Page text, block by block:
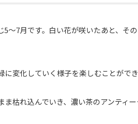
〜7月です。白い花が咲いたあと、そ
変化していく様子を楽しむことができ
枯れ込んでいき、濃い茶のアンティー